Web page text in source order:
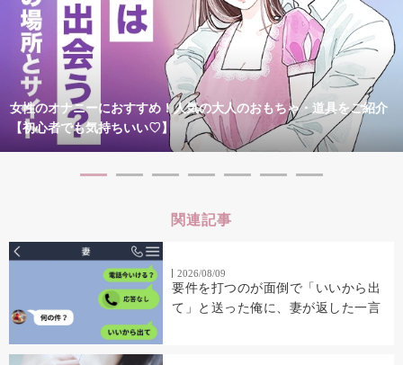
女性のオナニーにおすすめ！人気の大人のおもちゃ・道具をご紹介
【初心者でも気持ちいい♡】
関連記事
2026/08/09
要件を打つのが面倒で「いいから出
て」と送った俺に、妻が返した一言